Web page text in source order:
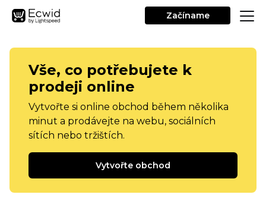
Začíname
Vše, co potřebujete k
prodeji online
Vytvořte si online obchod během několika
minut a prodávejte na webu, sociálních
sítích nebo tržištích.
Vytvořte obchod